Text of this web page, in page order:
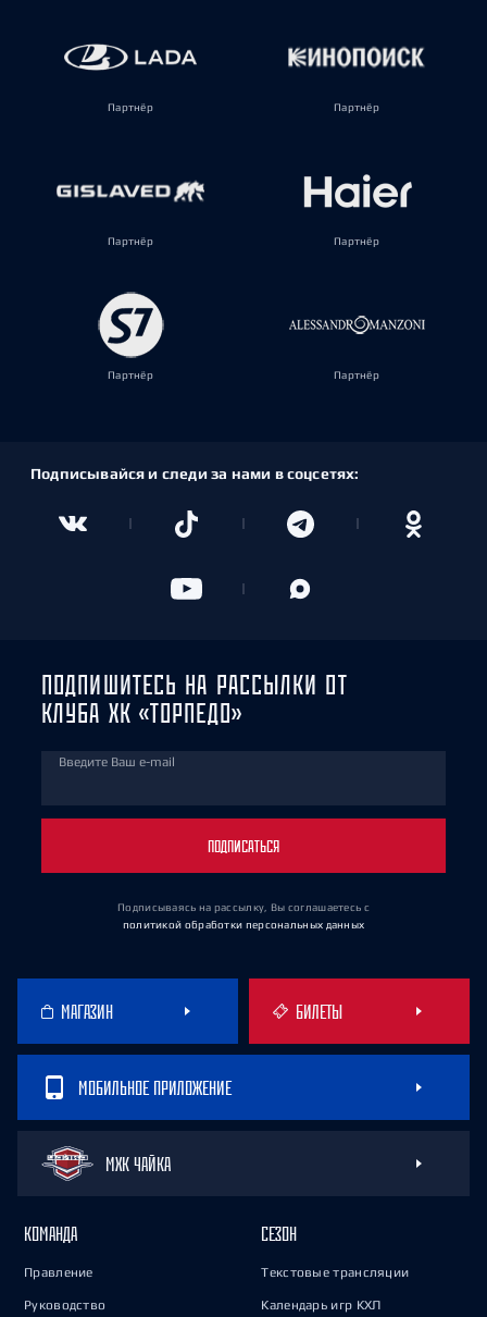
Партнёр Партнёр
Партнёр Партнёр
Партнёр Партнёр
Подписывайся и следи за нами в соцсетях:
ПОДПИШИТЕСЬ НА РАССЫЛКИ ОТ
КЛУБА ХК «ТОРПЕДО»
Введите Ваш e-mail
ПОДПИСАТЬСЯ
Подписываясь на рассылку, Вы соглашаетесь с
политикой обработки персональных данных
МАГАЗИН БИЛЕТЫ
МОБИЛЬНОЕ ПРИЛОЖЕНИЕ
МХК ЧАЙКА
КОМАНДА
Правление
Руководство
СЕЗОН
Текстовые трансляции
Календарь игр КХЛ